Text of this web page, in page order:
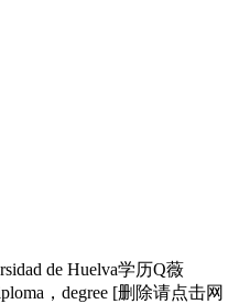
de Huelva学历Q薇
，degree [删除请点击网